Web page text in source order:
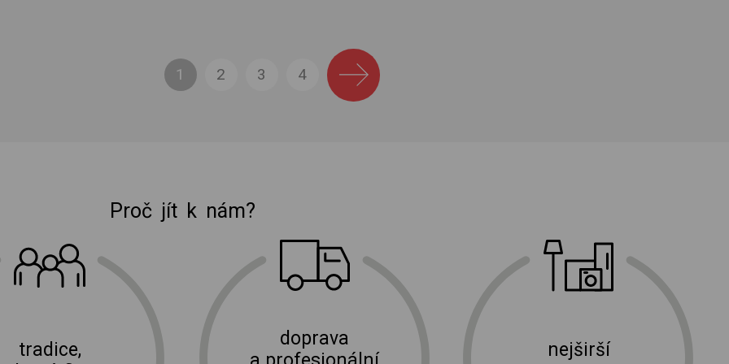
1 2 3 4
Proč jít k nám?
tradice,
doprava
nejširší
E-shop Elektro Burian